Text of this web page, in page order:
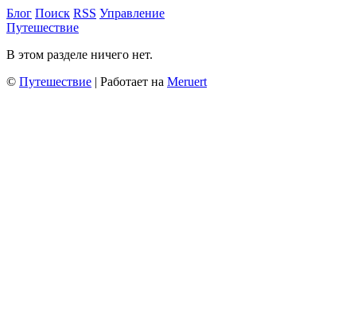
Блог Поиск RSS Управление
Путешествие
В этом разделе ничего нет.
© Путешествие | Работает на Meruert